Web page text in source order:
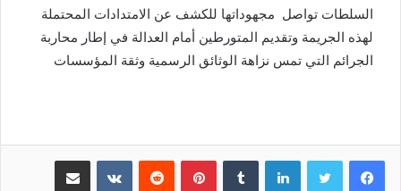
السلطات تواصل مجهوداتها للكشف عن الامتدادات المحتملة
لهذه الجريمة وتقديم المتورطين أمام العدالة في إطار محاربة
الجرائم التي تمس نزاهة الوثائق الرسمية وثقة المؤسسات
لينكدإن بينتيريست مشاركة عبر البريد